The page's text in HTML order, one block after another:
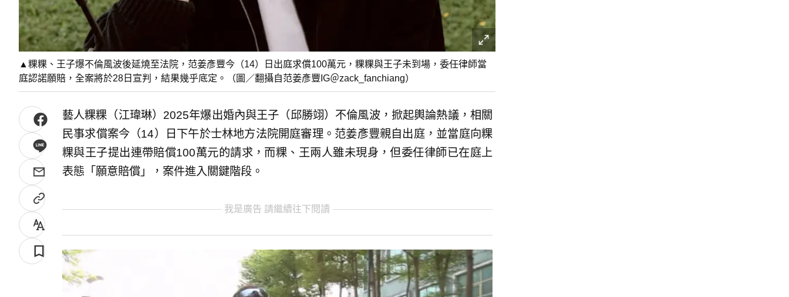
▲粿粿、王子爆不倫風波後延燒至法院，范姜彥豐今（14）日出庭求償100萬元，粿粿與王子未到場，委任律師當
庭認諾願賠，全案將於28日宣判，結果幾乎底定。（圖／翻攝自范姜彥豐IG＠zack_fanchiang）
藝人粿粿（江瑋琳）2025年爆出婚內與王子（邱勝翊）不倫風波，掀起輿論熱議，相關
民事求償案今（14）日下午於士林地方法院開庭審理。范姜彥豐親自出庭，並當庭向粿
粿與王子提出連帶賠償100萬元的請求，而粿、王兩人雖未現身，但委任律師已在庭上
表態「願意賠償」，案件進入關鍵階段。
我是廣告 請繼續往下閱讀